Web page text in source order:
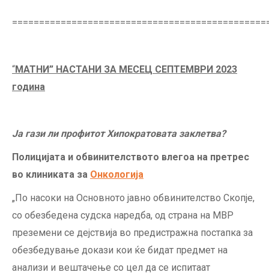
“МАТНИ” НАСТАНИ ЗА МЕСЕЦ СЕПТЕМВРИ 2023
година
Ја гази ли профитот Хипократовата заклетва?
Полицијата и обвинителството влегоа на претрес
во клиниката за Онкологија
„По насоки на Основното јавно обвинителство Скопје,
со обезбедена судска наредба, од страна на МВР
преземени се дејствија во предистражна постапка за
обезбедување докази кои ќе бидат предмет на
анализи и вештачење со цел да се испитаат